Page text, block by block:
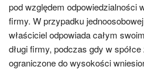
pod względem odpowiedzialności
firmy. W przypadku
właściciel odpowiada całym
długi firmy, podczas gdy w
ograniczone do wysokości